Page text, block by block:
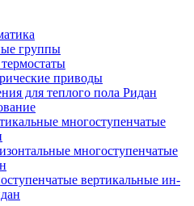
группы
приводы
для теплого пола Ридан
многоступенчатые
многоступенчатые
вертикальные ин-